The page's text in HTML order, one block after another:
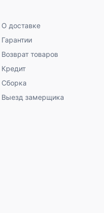
О доставке
Гарантии
Возврат товаров
Кредит
Сборка
Выезд замерщика